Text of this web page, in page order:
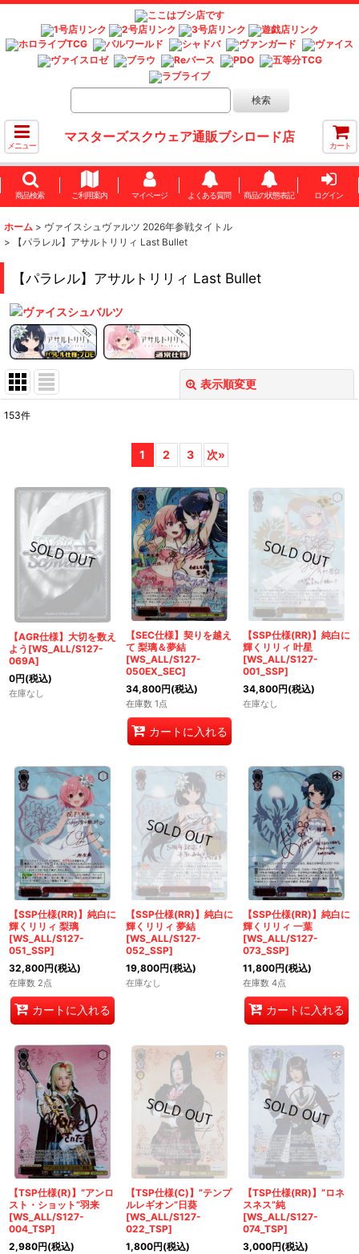
メニュー
マスターズスクウェア通販ブシロード店
カート
商品検索 ご利用案内 マイページ よくある質問 商品の状態表記 ログイン
ホーム > ヴァイスシュヴァルツ 2026年参戦タイトル
>
【パラレル】アサルトリリィ Last Bullet
【パラレル】アサルトリリィ Last Bullet
表示順変更
並び順
絞り込む
153件
1 2 3 次»
【AGR仕様】大切を数え
よう[WS_ALL/S127-
069A]
0円(税込)
在庫なし
【SEC仕様】契りを越え
て 梨璃＆夢結
[WS_ALL/S127-
050EX_SEC]
34,800円(税込)
在庫数 1点
カートに入れる
【SSP仕様(RR)】純白に
輝くリリィ 叶星
[WS_ALL/S127-
001_SSP]
34,800円(税込)
在庫なし
【SSP仕様(RR)】純白に
輝くリリィ 梨璃
[WS_ALL/S127-
051_SSP]
32,800円(税込)
在庫数 2点
カートに入れる
【SSP仕様(RR)】純白に
輝くリリィ 夢結
[WS_ALL/S127-
052_SSP]
19,800円(税込)
在庫なし
【SSP仕様(RR)】純白に
輝くリリィ 一葉
[WS_ALL/S127-
073_SSP]
11,800円(税込)
在庫数 4点
カートに入れる
【TSP仕様(R)】“アンロ
スト・ショット”羽来
[WS_ALL/S127-
004_TSP]
2,980円(税込)
【TSP仕様(C)】“テンプ
ルレギオン”日葵
[WS_ALL/S127-
022_TSP]
1,800円(税込)
【TSP仕様(RR)】“ロネ
スネス”純
[WS_ALL/S127-
074_TSP]
3,000円(税込)